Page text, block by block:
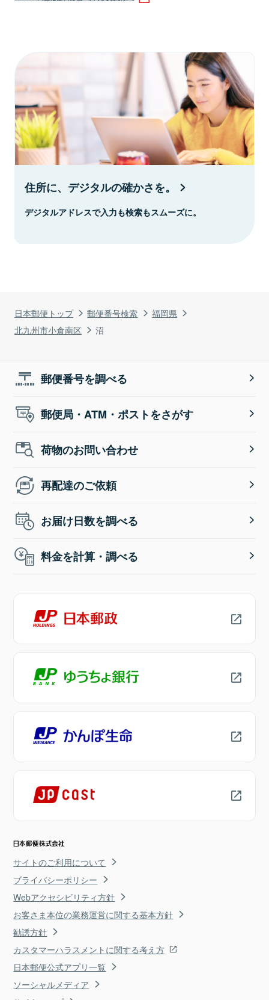
日本郵便トップ 郵便番号検索
福岡県
北九州市小倉南区
沼
住所に、デジタルの確かさを。
デジタルアドレスで入力も検索もスムーズに。
郵便番号を調べる
郵便局・ATM・ポストをさがす
荷物のお問い合わせ
再配達のご依頼
お届け日数を調べる
料金を計算・調べる
サイトのご利用について
プライバシーポリシー
Webアクセシビリティ方針
お客さま本位の業務運営に関する基本方針
勧誘方針
カスタマーハラスメントに関する考え方
日本郵便公式アプリ一覧
ソーシャルメディア